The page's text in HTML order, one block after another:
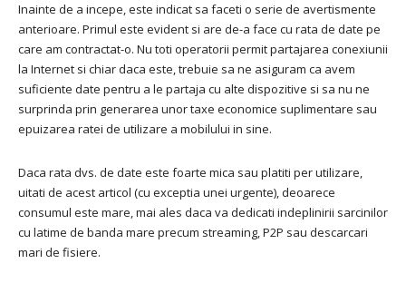
Inainte de a incepe, este indicat sa faceti o serie de avertismente
anterioare. Primul este evident si are de-a face cu rata de date pe
care am contractat-o. Nu toti operatorii permit partajarea conexiunii
la Internet si chiar daca este, trebuie sa ne asiguram ca avem
suficiente date pentru a le partaja cu alte dispozitive si sa nu ne
surprinda prin generarea unor taxe economice suplimentare sau
epuizarea ratei de utilizare a mobilului in sine.
Daca rata dvs. de date este foarte mica sau platiti per utilizare,
uitati de acest articol (cu exceptia unei urgente), deoarece
consumul este mare, mai ales daca va dedicati indeplinirii sarcinilor
cu latime de banda mare precum streaming, P2P sau descarcari
mari de fisiere.